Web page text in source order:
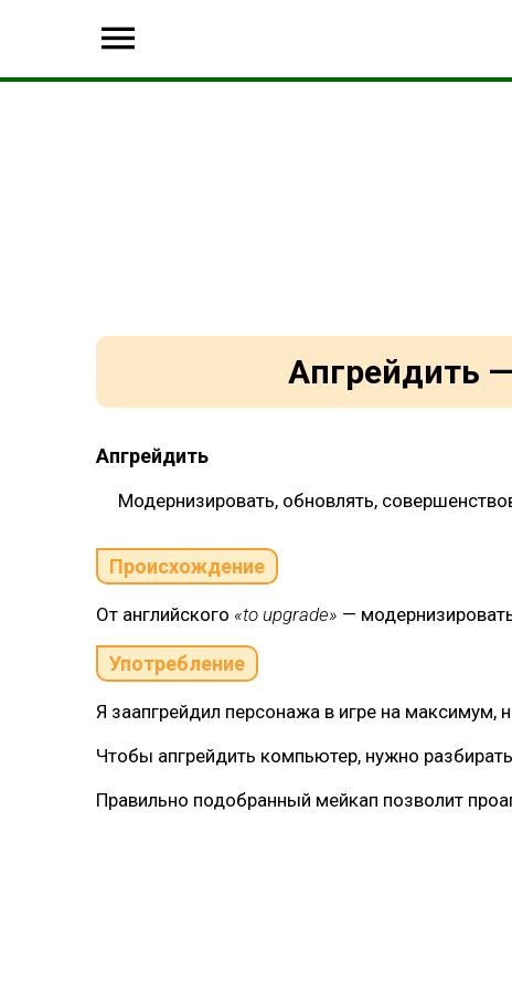
Апгрейдить
Апгрейдить
Модернизировать, обновлять,
Происхождение
От английского «to upgrade» —
Употребление
Я заапгрейдил персонажа в игре на максимум,
Чтобы апгрейдить компьютер, нужно
Правильно подобранный мейкап позволит